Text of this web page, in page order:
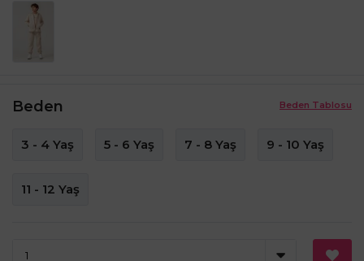
Beden Tablosu
Beden
3 - 4 Yaş 5 - 6 Yaş 7 - 8 Yaş 9 - 10 Yaş
11 - 12 Yaş